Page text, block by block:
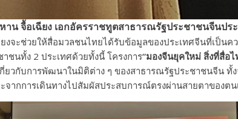
าน จื้อเฉียง เอกอัครราชทูตสาธารณรัฐประชาชนจีนปร
งจะช่วยให้สื่อมวลชนไทยได้รับข้อมูลของประเทศจีนที่เป็นค
าชนทั้ง 2 ประเทศด้วยทั้งนี้ โครงการ“มองจีนยุคใหม่ สิ่งที่สื่อไ
ยวกับการพัฒนาในมิติต่าง ๆ ของสาธารณรัฐประชาชนจีน ทั้
จากการเดินทางไปสัมผัสประสบการณ์ตรงผ่านสายตาของตน